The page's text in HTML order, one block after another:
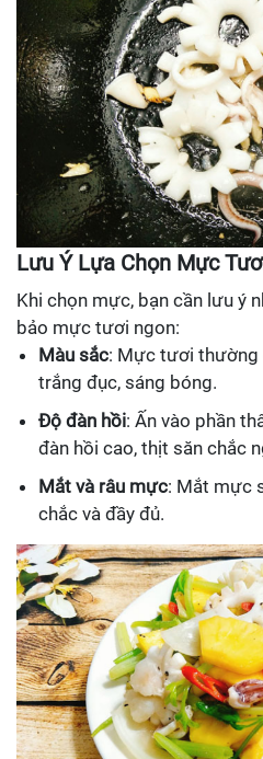
Lưu Ý Lựa Chọn Mực
Khi chọn mực, bạn cần lưu ý
bảo mực tươi ngon:
Màu sắc: Mực tươi thường
trắng đục, sáng bóng.
Độ đàn hồi: Ấn vào phần
đàn hồi cao, thịt săn chắc
Mắt và râu mực: Mắt mực
chắc và đầy đủ.